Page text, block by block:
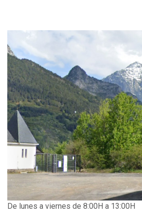
De lunes a viernes de 8:00H a 13:00H